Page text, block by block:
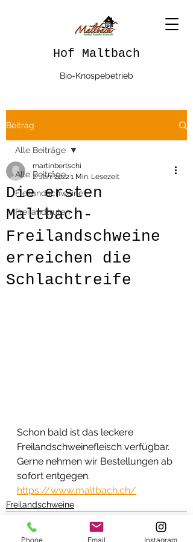
Hof Maltbach
Bio-Knospebetrieb
Beitrag
Alle Beiträge
Freilandschweine
Freilandtruten
Alle Beiträge
Die ersten
Maltbach-
Freilandschweine
erreichen die
Schlachtreife
martinbertschi
2. Jan. 20221 Min. Lesezeit
Schon bald ist das leckere
Freilandschweinefleisch verfügbar.
Gerne nehmen wir Bestellungen ab
sofort entgegen.
https://www.maltbach.ch/
Freilandschweine
Phone Email Instagram